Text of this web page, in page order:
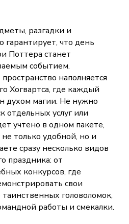
разгадки и
что день
Поттера станет
событием.
наполняется
Хогвартса, где каждый
духом магии. Не нужно
отдельных услуг или
учтено в одном пакете,
только удобной, но и
сразу несколько видов
праздника: от
конкурсов, где
свои
головоломок,
работы и смекалки.